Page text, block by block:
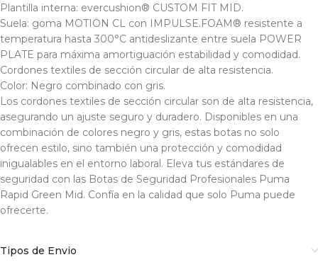
Plantilla interna: evercushion® CUSTOM FIT MID.
Suela: goma MOTION CL con IMPULSE.FOAM® resistente a
temperatura hasta 300°C antideslizante entre suela POWER
PLATE para máxima amortiguación estabilidad y comodidad.
Cordones textiles de sección circular de alta resistencia.
Color: Negro combinado con gris.
Los cordones textiles de sección circular son de alta resistencia,
asegurando un ajuste seguro y duradero. Disponibles en una
combinación de colores negro y gris, estas botas no solo
ofrecen estilo, sino también una protección y comodidad
inigualables en el entorno laboral. Eleva tus estándares de
seguridad con las Botas de Seguridad Profesionales Puma
Rapid Green Mid. Confía en la calidad que solo Puma puede
ofrecerte.
Tipos de Envio